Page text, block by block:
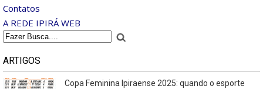
Contatos
A REDE IPIRÁ WEB
ARTIGOS
Copa Feminina Ipiraense 2025: quando o esporte